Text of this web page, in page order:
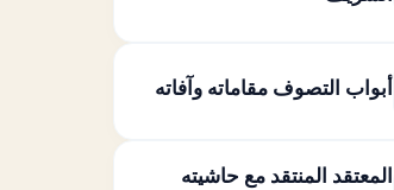
أبواب التصوف مقاماته وآفاته
المعتقد المنتقد مع حاشيته